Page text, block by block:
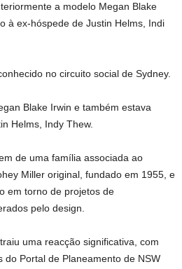
a modelo Megan Blake
à ex-hóspede de Justin Helms, Indi
no circuito social de Sydney.
Blake Irwin e também estava
Helms, Indy Thew.
de uma família associada ao
Miller original, fundado em 1955, e
em torno de projetos de
pelo design.
uma reacção significativa, com
do Portal de Planeamento de NSW